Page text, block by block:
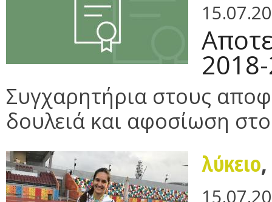
Συγχαρητήρια στους
δουλειά και αφοσίωση στο
λύκειο,